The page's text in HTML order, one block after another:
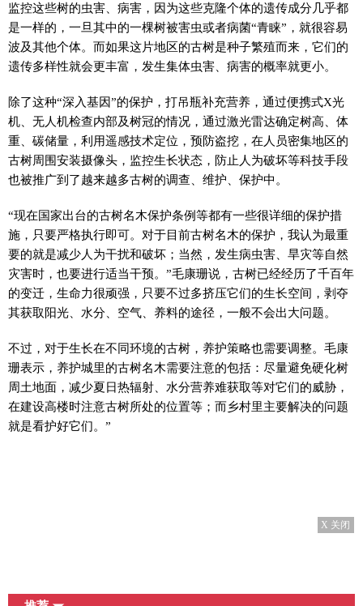
监控这些树的虫害、病害，因为这些克隆个体的遗传成分几乎都
是一样的，一旦其中的一棵树被害虫或者病菌“青睐”，就很容易
波及其他个体。而如果这片地区的古树是种子繁殖而来，它们的
遗传多样性就会更丰富，发生集体虫害、病害的概率就更小。
除了这种“深入基因”的保护，打吊瓶补充营养，通过便携式X光
机、无人机检查内部及树冠的情况，通过激光雷达确定树高、体
重、碳储量，利用遥感技术定位，预防盗挖，在人员密集地区的
古树周围安装摄像头，监控生长状态，防止人为破坏等科技手段
也被推广到了越来越多古树的调查、维护、保护中。
“现在国家出台的古树名木保护条例等都有一些很详细的保护措
施，只要严格执行即可。对于目前古树名木的保护，我认为最重
要的就是减少人为干扰和破坏；当然，发生病虫害、旱灾等自然
灾害时，也要进行适当干预。”毛康珊说，古树已经经历了千百年
的变迁，生命力很顽强，只要不过多挤压它们的生长空间，剥夺
其获取阳光、水分、空气、养料的途径，一般不会出大问题。
不过，对于生长在不同环境的古树，养护策略也需要调整。毛康
珊表示，养护城里的古树名木需要注意的包括：尽量避免硬化树
周土地面，减少夏日热辐射、水分营养难获取等对它们的威胁，
在建设高楼时注意古树所处的位置等；而乡村里主要解决的问题
就是看护好它们。”
X 关闭